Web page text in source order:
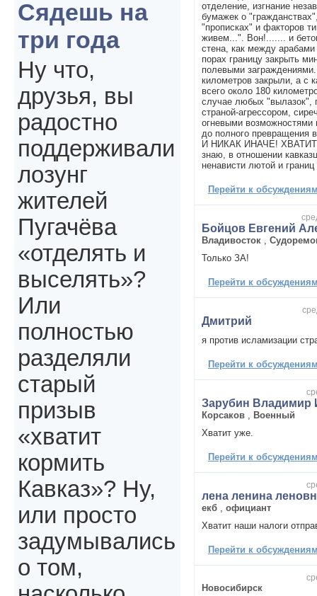
отделение, изгнание
бумажек о
"прописках" и факторов
живем...". Вон!....... и
стена, как между
порах границу закрыть
полевыми
километров закрыли, а с
всего около 180
случае любых "вылазок",
страной-агрессором,
огневыми
до полного превращения
И НИКАК ИНАЧЕ! ХВАТИТ!
знаю, в отношении
ненависти лютой и
Перейти к
Бойцов Евгений
Владивосток
Только ЗА!
Перейти к
Дмитрий
я против исламизации
Перейти к
Зарубин Владимир
Корсаков
Военный
Хватит уже.
Перейти к
лена ленина
екб
официант
Хватит наши налоги
Перейти к
Новосибирск
Сядешь на
три года
Ну что,
друзья, вы
радостно
поддерживали
лозунг
жителей
Пугачёва
«отделять и
выселять»?
Или
полностью
разделяли
старый
призыв
«хватит
кормить
Кавказ»? Ну,
или просто
задумывались
о том,